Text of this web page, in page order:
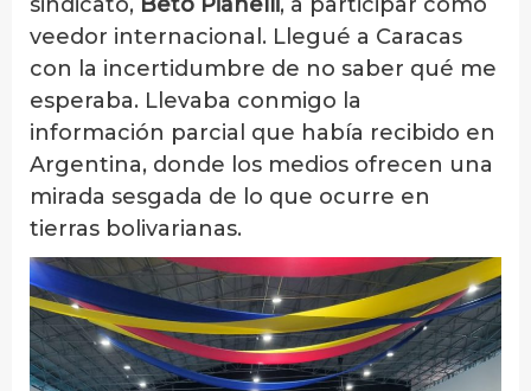
veedor internacional. Llegué a Caracas
con la incertidumbre de no saber qué me
esperaba. Llevaba conmigo la
información parcial que había recibido en
Argentina, donde los medios ofrecen una
mirada sesgada de lo que ocurre en
tierras bolivarianas.